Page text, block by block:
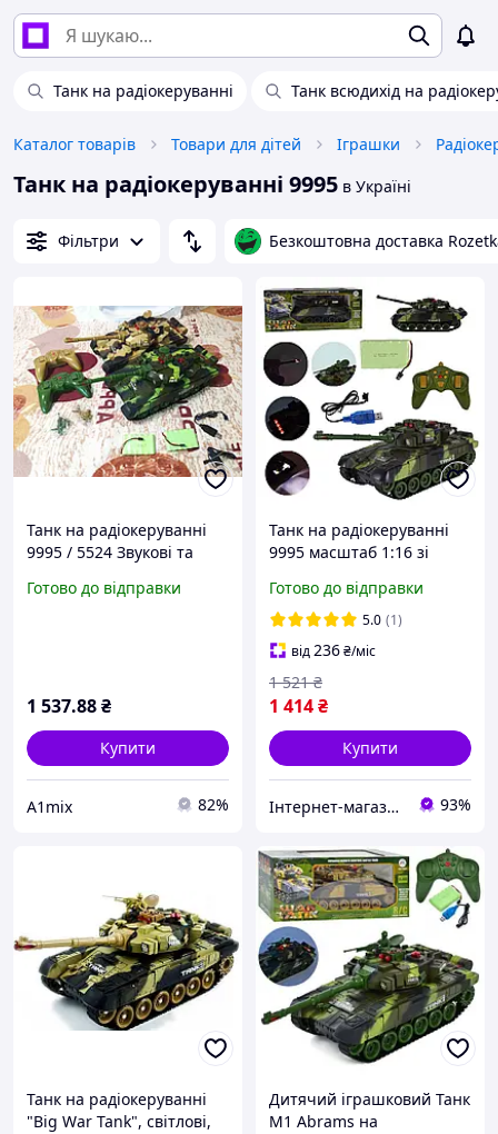
Танк на радіокеруванні Танк всюдихід на
Каталог товарів Товари для дітей Іграшки
Танк на радіокеруванні 9995 в Україні
Фільтри Безкоштовна доставка
Танк на радіокеруванні
9995 / 5524 Звукові та
Abrams, розмір 43 см
Готово до відправки
1 537.88₴
Купити
А1mix 82%
Танк на радіокеруванні
9995 масштаб 1:16 зі
поворотною вежею
Готово до відправки
5.0 (1)
від236₴/міс
1 414₴
1 521 ₴
Купити
Інтернет-магазин "TorgZp" 93%
Танк на радіокеруванні
"Big War Tank", світлові,
Дитячий іграшковий Танк
M1 Abrams на